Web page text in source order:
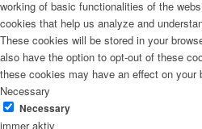
working of basic functionalities of the
cookies that help us analyze and
These cookies will be stored in your
also have the option to opt-out of these
these cookies may have an effect on your
Necessary
Necessary
immer aktiv